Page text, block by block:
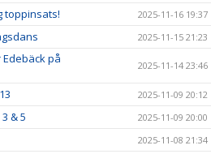
toppinsats! 2025-11-16 19:37
2025-11-15 21:23
på
2025-11-14 23:46
2025-11-09 20:12
& 5 2025-11-09 20:00
2025-11-08 21:34